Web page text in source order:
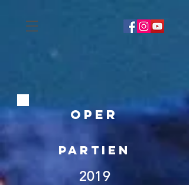
Oper
Partien
2019